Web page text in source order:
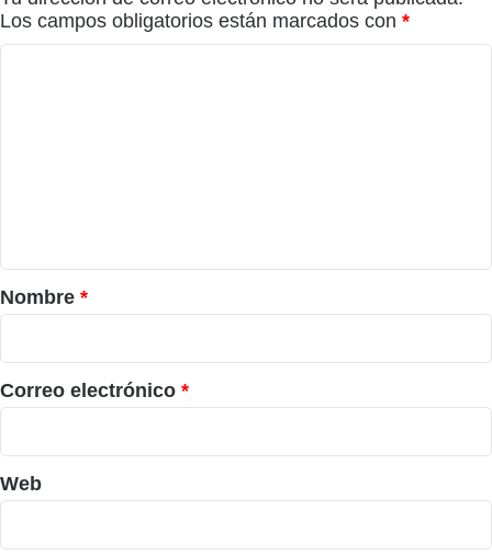
Los campos obligatorios están marcados con *
r
i
o
*
Nombre *
Correo electrónico *
Web